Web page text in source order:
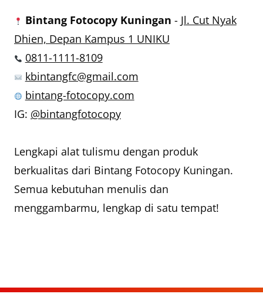
Bintang Fotocopy Kuningan - Jl. Cut Nyak
Dhien, Depan Kampus 1 UNIKU
0811-1111-8109
kbintangfc@gmail.com
bintang-fotocopy.com
IG: @bintangfotocopy
Lengkapi alat tulismu dengan produk
berkualitas dari Bintang Fotocopy Kuningan.
Semua kebutuhan menulis dan
menggambarmu, lengkap di satu tempat!